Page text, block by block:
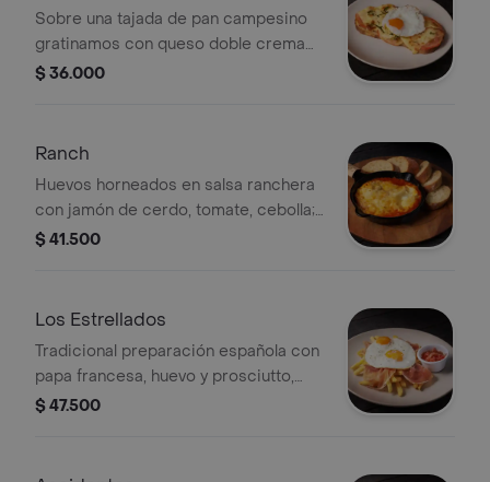
Sobre una tajada de pan campesino
gratinamos con queso doble crema
jamón de cerdo, tomate fresco con
$ 36.000
Ranch
Huevos horneados en salsa ranchera
con jamón de cerdo, tomate, cebolla;
gratinados con queso gruyère y
$ 41.500
Los Estrellados
Tradicional preparación española con
papa francesa, huevo y prosciutto,
acompañado de tomate con aceite
$ 47.500